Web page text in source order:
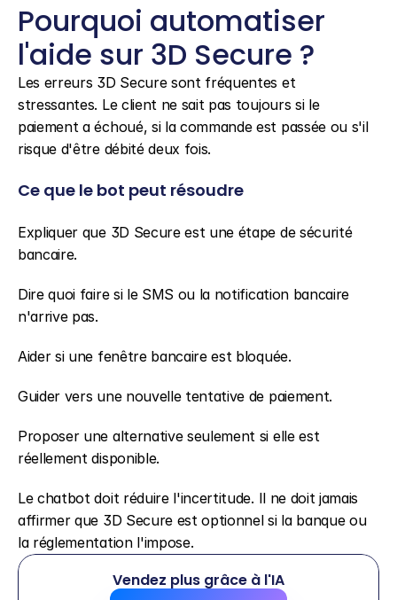
Pourquoi automatiser
l'aide sur 3D Secure ?
Les erreurs 3D Secure sont fréquentes et
stressantes. Le client ne sait pas toujours si le
paiement a échoué, si la commande est passée ou s'il
risque d'être débité deux fois.
Ce que le bot peut résoudre
Expliquer que 3D Secure est une étape de sécurité
bancaire.
Dire quoi faire si le SMS ou la notification bancaire
n'arrive pas.
Aider si une fenêtre bancaire est bloquée.
Guider vers une nouvelle tentative de paiement.
Proposer une alternative seulement si elle est
réellement disponible.
Le chatbot doit réduire l'incertitude. Il ne doit jamais
affirmer que 3D Secure est optionnel si la banque ou
la réglementation l'impose.
Vendez plus grâce à l'IA